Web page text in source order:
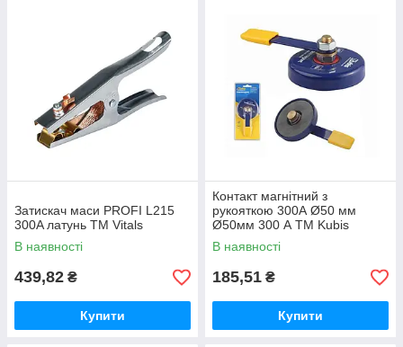
Затискач маси PROFI L215
300A латунь ТМ Vitals
В наявності
439,82 ₴
Купити
Контакт магнітний з
рукояткою 300А Ø50 мм
Ø50мм 300 А ТМ Kubis
В наявності
185,51 ₴
Купити